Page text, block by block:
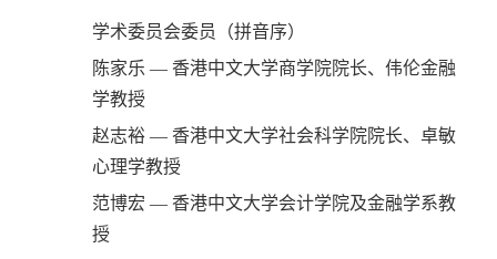
学术委员会委员（拼音序）
陈家乐 — 香港中文大学商学院院长、伟伦金融
学教授
赵志裕 — 香港中文大学社会科学院院长、卓敏
心理学教授
范博宏 — 香港中文大学会计学院及金融学系教
授